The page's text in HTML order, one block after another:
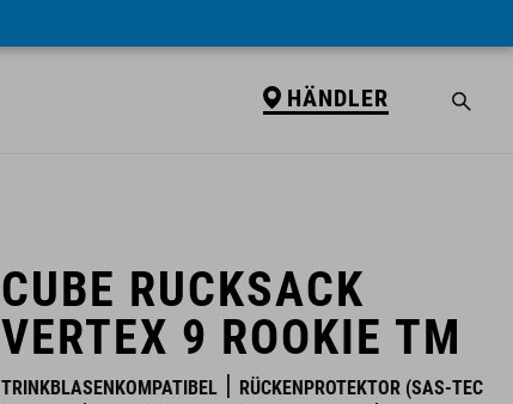
HÄNDLER
CUBE RUCKSACK
VERTEX 9 ROOKIE TM
TRINKBLASENKOMPATIBEL
RÜCKENPROTEKTOR (SAS-TEC